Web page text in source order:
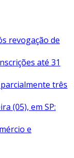
revogação de
até 31
três
(05), em SP:
e